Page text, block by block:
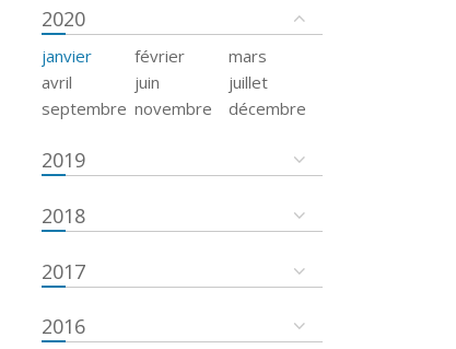
2020
janvier février
mars
avril
juin
juillet
septembre novembre décembre
2019
2018
2017
2016